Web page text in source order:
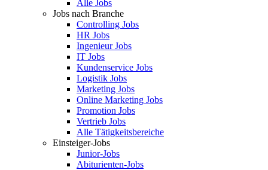
Alle Jobs
Jobs nach Branche
Controlling Jobs
HR Jobs
Ingenieur Jobs
IT Jobs
Kundenservice Jobs
Logistik Jobs
Marketing Jobs
Online Marketing Jobs
Promotion Jobs
Vertrieb Jobs
Alle Tätigkeitsbereiche
Einsteiger-Jobs
Junior-Jobs
Abiturienten-Jobs